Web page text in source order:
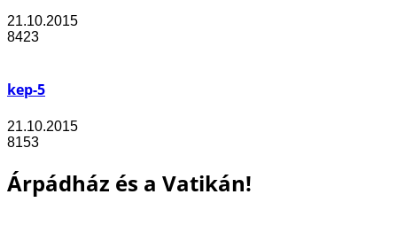
21.10.2015
8423
kep-5
21.10.2015
8153
Árpádház és a Vatikán!